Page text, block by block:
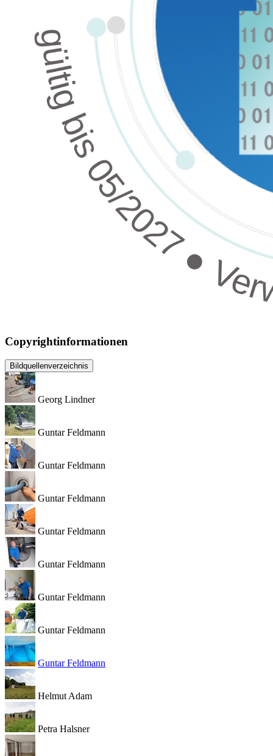
Copyrightinformationen
Bildquellenverzeichnis
Georg Lindner
Guntar Feldmann
Guntar Feldmann
Guntar Feldmann
Guntar Feldmann
Guntar Feldmann
Guntar Feldmann
Guntar Feldmann
Guntar Feldmann
Helmut Adam
Petra Halsner